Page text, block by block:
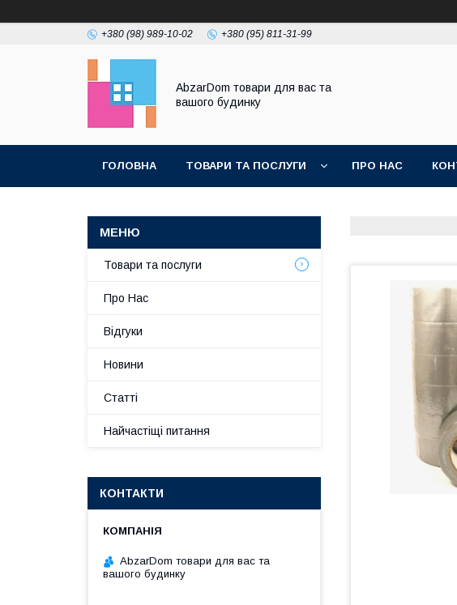
+380 (98) 989-10-02 +380 (95) 811-31-99
AbzarDom товари для вас та
вашого будинку
ГОЛОВНА ТОВАРИ ТА ПОСЛУГИ ПРО НАС
Товари та послуги
Про Нас
Відгуки
Новини
Статті
Найчастіщі питання
КОНТАКТИ
AbzarDom товари для вас та
вашого будинку